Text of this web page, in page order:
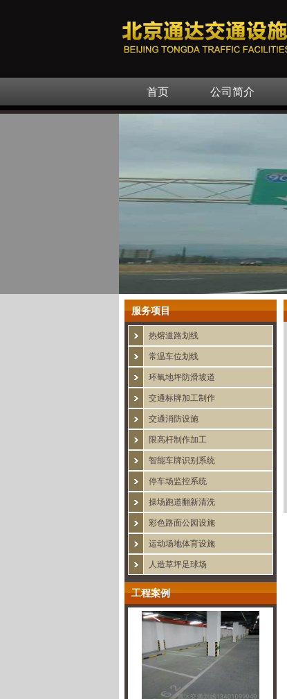
首页 公司简介
服务项目
热熔道路划线
常温车位划线
环氧地坪防滑坡道
交通标牌加工制作
交通消防设施
限高杆制作加工
智能车牌识别系统
停车场监控系统
操场跑道翻新清洗
彩色路面公园设施
运动场地体育设施
人造草坪足球场
工程案例